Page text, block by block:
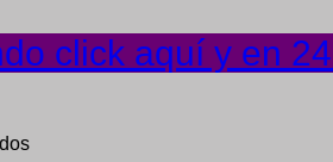
click aquí y en